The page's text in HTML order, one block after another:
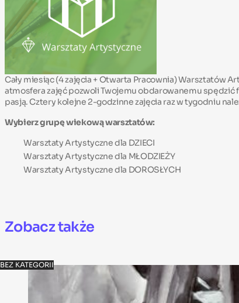
Cały miesiąc (4 zajęcia + Otwarta Pracownia) Warsztatów
atmosfera zajęć pozwoli Twojemu obdarowanemu spędzić
pasją. Cztery kolejne 2-godzinne zajęcia raz w tygodniu
Wybierz grupę wiekową warsztatów:
Warsztaty Artystyczne dla DZIECI
Warsztaty Artystyczne dla MŁODZIEŻY
Warsztaty Artystyczne dla DOROSŁYCH
Zobacz także
BEZ KATEGORII